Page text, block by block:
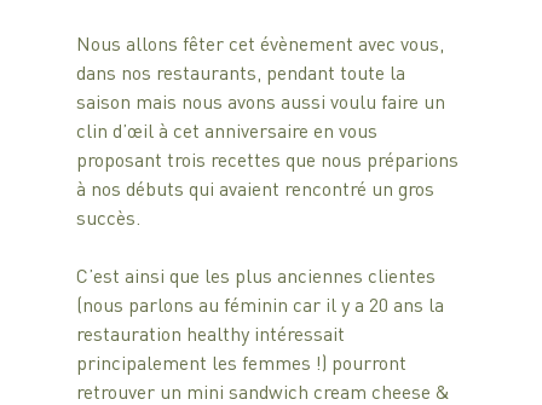
Nous allons fêter cet évènement avec vous,
dans nos restaurants, pendant toute la
saison mais nous avons aussi voulu faire un
clin d’œil à cet anniversaire en vous
proposant trois recettes que nous préparions
à nos débuts qui avaient rencontré un gros
succès.
C’est ainsi que les plus anciennes clientes
(nous parlons au féminin car il y a 20 ans la
restauration healthy intéressait
principalement les femmes !) pourront
retrouver un mini sandwich cream cheese &